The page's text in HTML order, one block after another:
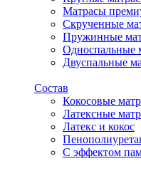
Матрасы
Скрученные
Пружинные
Односпальные
Двуспальные
Состав
Кокосовые
Латексные
Латекс и кокос
С эффектом